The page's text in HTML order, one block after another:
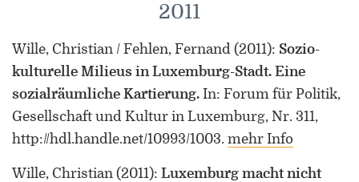
2011
Wille, Christian / Fehlen, Fernand (2011): Sozio-
kulturelle Milieus in Luxemburg-Stadt. Eine
sozialräumliche Kartierung. In: Forum für Politik,
Gesellschaft und Kultur in Luxemburg, Nr. 311,
http://hdl.handle.net/10993/1003. mehr Info
Wille, Christian (2011): Luxemburg macht nicht